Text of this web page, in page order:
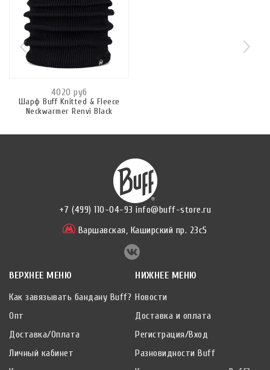
4020 руб
Шарф Buff Knitted & Fleece
Neckwarmer Renvi Black
+7 (499) 110-04-93 info@buff-store.ru
Варшавская, Каширский пр. 23с5
ВЕРХНЕЕ МЕНЮ
Как завязывать бандану Buff?
Опт
Доставка/Оплата
Личный кабинет
НИЖНЕЕ МЕНЮ
Новости
Доставка и оплата
Регистрация/Вход
Разновидности Buff